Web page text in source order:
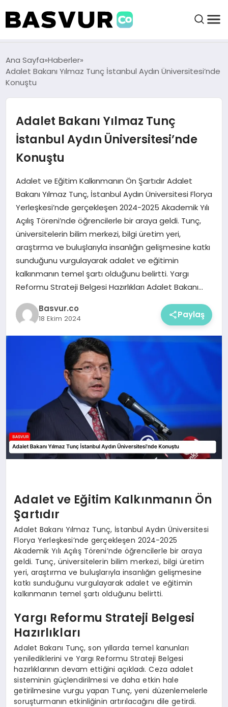
BAŞVURULAR
BAYILIKLER
HABERLER
KRIPTO HABER
Ana Sayfa Haberler
Adalet Bakanı Yılmaz Tunç İstanbul Aydın Üniversitesi’nde
Konuştu
Adalet Bakanı Yılmaz Tunç
İstanbul Aydın Üniversitesi’nde
Konuştu
Adalet ve Eğitim Kalkınmanın Ön Şartıdır Adalet
Bakanı Yılmaz Tunç, İstanbul Aydın Üniversitesi Florya
Yerleşkesi’nde gerçekleşen 2024-2025 Akademik Yılı
Açılış Töreni’nde öğrencilerle bir araya geldi. Tunç,
üniversitelerin bilim merkezi, bilgi üretim yeri,
araştırma ve buluşlarıyla insanlığın gelişmesine katkı
sunduğunu vurgulayarak adalet ve eğitimin
kalkınmanın temel şartı olduğunu belirtti. Yargı
Reformu Strateji Belgesi Hazırlıkları Adalet Bakanı…
Basvur.co
18 Ekim 2024 Paylaş
Adalet ve Eğitim Kalkınmanın Ön
Şartıdır
Adalet Bakanı Yılmaz Tunç, İstanbul Aydın Üniversitesi
Florya Yerleşkesi’nde gerçekleşen 2024-2025
Akademik Yılı Açılış Töreni’nde öğrencilerle bir araya
geldi. Tunç, üniversitelerin bilim merkezi, bilgi üretim
yeri, araştırma ve buluşlarıyla insanlığın gelişmesine
katkı sunduğunu vurgulayarak adalet ve eğitimin
kalkınmanın temel şartı olduğunu belirtti.
Yargı Reformu Strateji Belgesi
Hazırlıkları
Adalet Bakanı Tunç, son yıllarda temel kanunları
yenilediklerini ve Yargı Reformu Strateji Belgesi
hazırlıklarının devam ettiğini açıkladı. Ceza adalet
sisteminin güçlendirilmesi ve daha etkin hale
getirilmesine vurgu yapan Tunç, yeni düzenlemelerle
soruşturmanın etkinliğinin artırılacağını dile getirdi.